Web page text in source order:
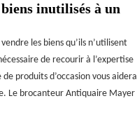
inutilisés à un
les biens qu’ils n’utilisent
de recourir à l’expertise
produits d’occasion vous aidera
Le brocanteur Antiquaire Mayer